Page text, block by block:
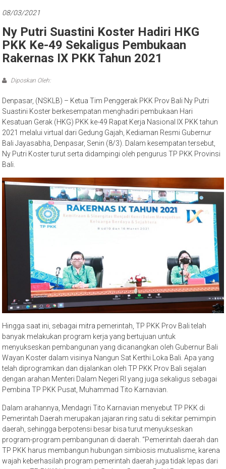
08/03/2021
Ny Putri Suastini Koster Hadiri HKG
PKK Ke-49 Sekaligus Pembukaan
Rakernas IX PKK Tahun 2021
Diposkan Oleh:
Denpasar, (NSKLB) – Ketua Tim Penggerak PKK Prov Bali Ny Putri
Suastini Koster berkesempatan menghadiri pembukaan Hari
Kesatuan Gerak (HKG) PKK ke-49 Rapat Kerja Nasional IX PKK tahun
2021 melalui virtual dari Gedung Gajah, Kediaman Resmi Gubernur
Bali Jayasabha, Denpasar, Senin (8/3). Dalam kesempatan tersebut,
Ny Putri Koster turut serta didampingi oleh pengurus TP PKK Provinsi
Bali.
Hingga saat ini, sebagai mitra pemerintah, TP PKK Prov Bali telah
banyak melakukan program kerja yang bertujuan untuk
menyukseskan pembangunan yang dicanangkan oleh Gubernur Bali
Wayan Koster dalam visinya Nangun Sat Kerthi Loka Bali. Apa yang
telah diprogramkan dan dijalankan oleh TP PKK Prov Bali sejalan
dengan arahan Menteri Dalam Negeri RI yang juga sekaligus sebagai
Pembina TP PKK Pusat, Muhammad Tito Karnavian.
Dalam arahannya, Mendagri Tito Karnavian menyebut TP PKK di
Pemerintah Daerah merupakan jajaran ring satu di sekitar pemimpin
daerah, sehingga berpotensi besar bisa turut menyukseskan
program-program pembangunan di daerah. “Pemerintah daerah dan
TP PKK harus membangun hubungan simbiosis mutualisme, karena
wajah keberhasilah program pemerintah daerah juga tidak lepas dari